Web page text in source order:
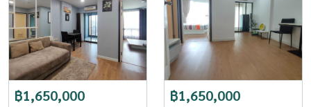
฿1,650,000 ฿1,650,000